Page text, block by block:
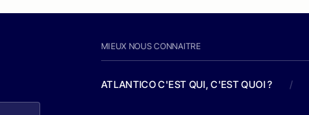
MIEUX NOUS CONNAITRE
ATLANTICO C'EST QUI, C'EST QUOI ? /